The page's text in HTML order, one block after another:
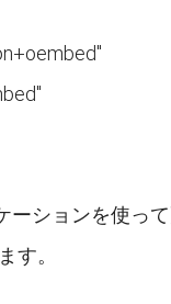
ーションを使っ
す。